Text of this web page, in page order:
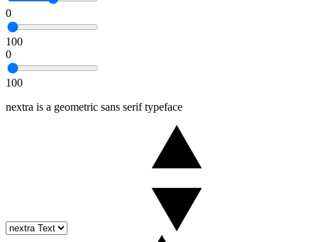
0
100
0
100
nextra is a geometric sans serif typeface